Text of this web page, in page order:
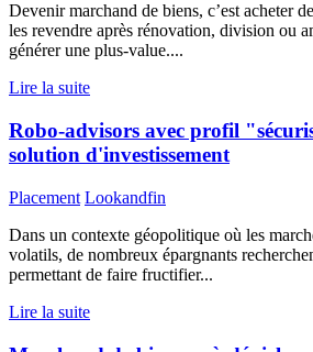
Devenir marchand de biens, c’est acheter
les revendre après rénovation, division ou
générer une plus-value....
Lire la suite
Robo-advisors avec profil
solution d'investissement
Placement Lookandfin
Dans un contexte géopolitique où les
volatils, de nombreux épargnants
permettant de faire fructifier...
Lire la suite